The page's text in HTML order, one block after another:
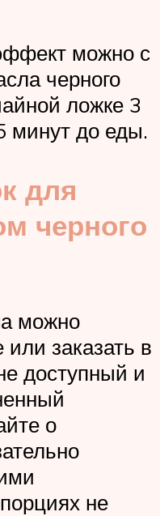
можно с
черного
ложке 3
минут до еды.
для
черного
можно
или заказать в
доступный и
о
не